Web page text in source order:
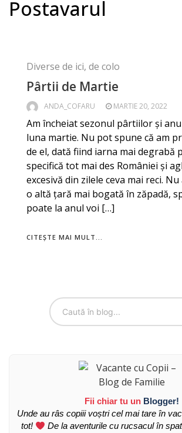
Postavarul
Diverse de ici, de colo
Pârtii de Martie
ANDA_COFARU MARTIE 20, 2022
Am încheiat sezonul pârtiilor și
luna martie. Nu pot spune că am
de el, dată fiind iarna mai degrabă
specifică tot mai des României și
excesivă din zilele ceva mai reci.
o altă țară mai bogată în zăpadă,
poate la anul voi […]
CITEȘTE MAI MULT...
Fii chiar tu un Blogger!
Unde au râs copiii voștri cel mai tare în
tot!
De la aventurile cu rucsacul în